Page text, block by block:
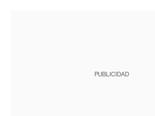
PUBLICIDAD